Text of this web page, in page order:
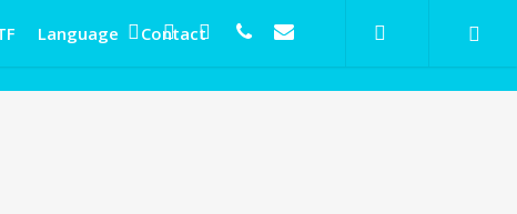
Language Contact
twitterfacebook
linkedinphone email